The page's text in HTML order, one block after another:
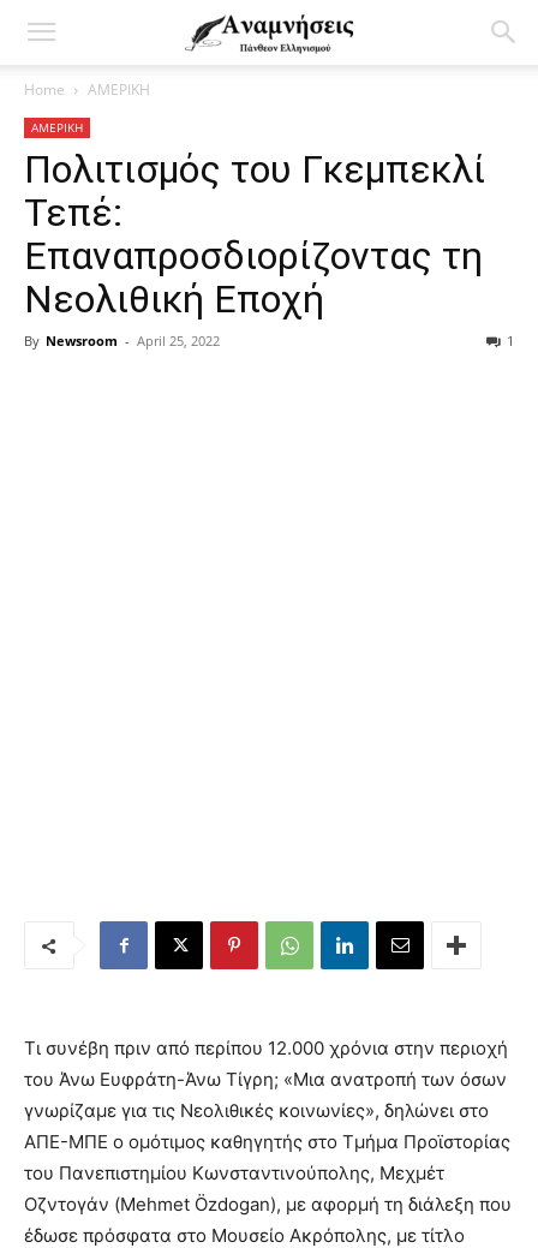
Home ΑΜΕΡΙΚΗ
ΑΜΕΡΙΚΗ
Πολιτισμός του Γκεμπεκλί
Τεπέ:
Επαναπροσδιορίζοντας τη
Νεολιθική Εποχή
By Newsroom - April 25, 2022 1
Τι συνέβη πριν από περίπου 12.000 χρόνια στην περιοχή
του Άνω Ευφράτη-Άνω Τίγρη; «Μια ανατροπή των όσων
γνωρίζαμε για τις Νεολιθικές κοινωνίες», δηλώνει στο
ΑΠΕ-ΜΠΕ ο ομότιμος καθηγητής στο Τμήμα Προϊστορίας
του Πανεπιστημίου Κωνσταντινούπολης, Μεχμέτ
Οζντογάν (Mehmet Özdogan), με αφορμή τη διάλεξη που
έδωσε πρόσφατα στο Μουσείο Ακρόπολης, με τίτλο